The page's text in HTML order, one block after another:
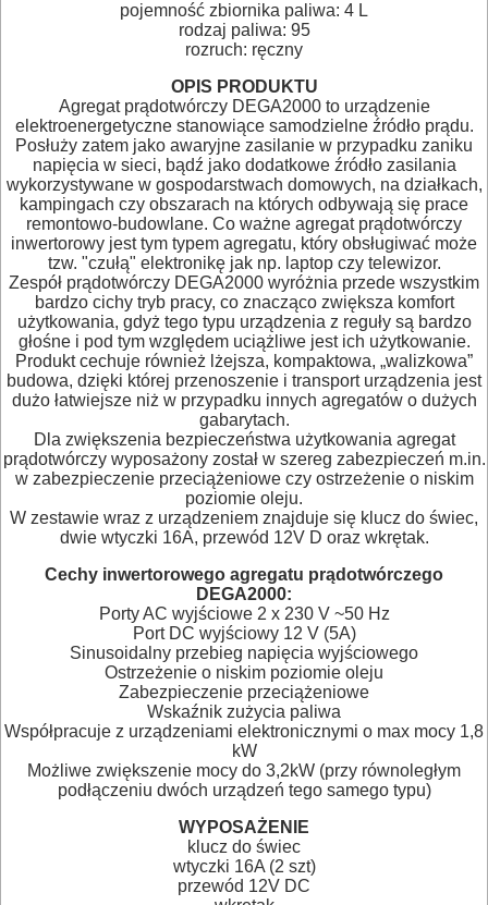
MASZYNKI
BUDOWLANE
MASZYNY
NARZĘDZIA
BRUKARSKIE
OBRÓBKA
DREWNA
OBRÓBKA
METALU
WARSZTATOWE
I
RĘCZNE
NARZĘDZIA
OSPRZĘT
HYDRAULICZNE
NARZĘDZIA
INSTALACYJNE,
PALNIKI
PNEUMATYCZNE
KOMPRESORY
pojemność zbiornika paliwa: 4 L
rodzaj paliwa: 95
rozruch: ręczny
OPIS PRODUKTU
Agregat prądotwórczy DEGA2000 to urządzenie
elektroenergetyczne stanowiące samodzielne źródło prądu.
Posłuży zatem jako awaryjne zasilanie w przypadku zaniku
napięcia w sieci, bądź jako dodatkowe źródło zasilania
wykorzystywane w gospodarstwach domowych, na działkach,
kampingach czy obszarach na których odbywają się prace
remontowo-budowlane. Co ważne agregat prądotwórczy
inwertorowy jest tym typem agregatu, który obsługiwać może
tzw. "czułą" elektronikę jak np. laptop czy telewizor.
Zespół prądotwórczy DEGA2000 wyróżnia przede wszystkim
bardzo cichy tryb pracy, co znacząco zwiększa komfort
użytkowania, gdyż tego typu urządzenia z reguły są bardzo
głośne i pod tym względem uciążliwe jest ich użytkowanie.
Produkt cechuje również lżejsza, kompaktowa, „walizkowa”
budowa, dzięki której przenoszenie i transport urządzenia jest
dużo łatwiejsze niż w przypadku innych agregatów o dużych
gabarytach.
Dla zwiększenia bezpieczeństwa użytkowania agregat
prądotwórczy wyposażony został w szereg zabezpieczeń m.in.
w zabezpieczenie przeciążeniowe czy ostrzeżenie o niskim
poziomie oleju.
W zestawie wraz z urządzeniem znajduje się klucz do świec,
dwie wtyczki 16A, przewód 12V D oraz wkrętak.
Cechy inwertorowego agregatu prądotwórczego
DEGA2000:
Porty AC wyjściowe 2 x 230 V ~50 Hz
Port DC wyjściowy 12 V (5A)
Sinusoidalny przebieg napięcia wyjściowego
Ostrzeżenie o niskim poziomie oleju
Zabezpieczenie przeciążeniowe
Wskaźnik zużycia paliwa
Współpracuje z urządzeniami elektronicznymi o max mocy 1,8
kW
Możliwe zwiększenie mocy do 3,2kW (przy równoległym
podłączeniu dwóch urządzeń tego samego typu)
WYPOSAŻENIE
klucz do świec
wtyczki 16A (2 szt)
przewód 12V DC